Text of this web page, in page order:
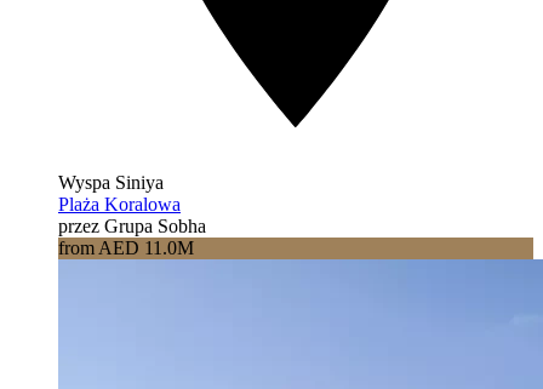
Wyspa Siniya
Plaża Koralowa
przez Grupa Sobha
from AED 11.0M